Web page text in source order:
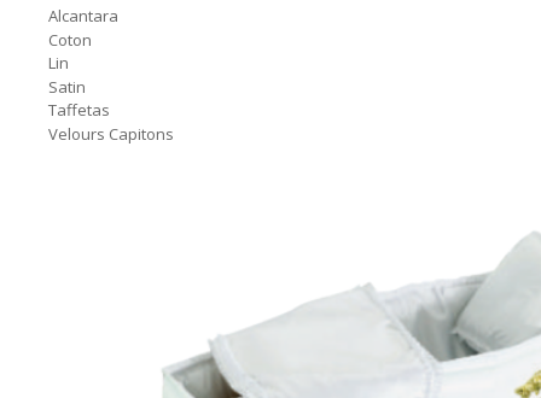
Alcantara
Coton
Lin
Satin
Taffetas
Velours Capitons